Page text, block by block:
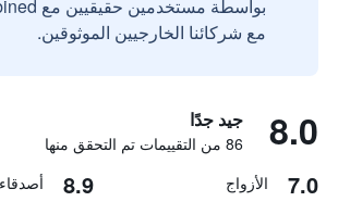
مع شركائنا الخارجيين الموثوقين.
8.0 جيد جدًا
86 من التقييمات تم التحقق منها
7.0 الأزواج 8.9 أصدقاء